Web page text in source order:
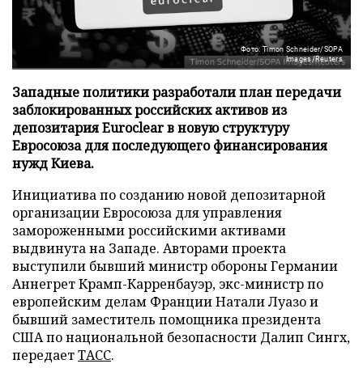
Фото: Timon Schneider/SOPA
Images/Reuters
Западные политики разработали план передачи
заблокированных российских активов из
депозитария Euroclear в новую структуру
Евросоюза для последующего финансирования
нужд Киева.
Инициатива по созданию новой депозитарной
организации Евросоюза для управления
замороженными российскими активами
выдвинута на Западе. Авторами проекта
выступили бывший министр обороны Германии
Аннегрет Крамп-Карренбауэр, экс-министр по
европейским делам Франции Натали Луазо и
бывший заместитель помощника президента
США по национальной безопасности Далип Сингх,
передаетТАСС.